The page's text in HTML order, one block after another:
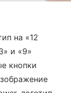
на «12
и «9»
кнопки